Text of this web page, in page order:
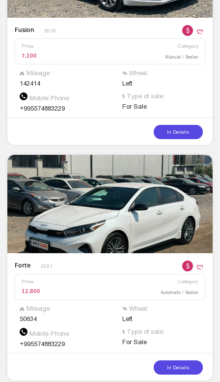
Fusion 2016 $ ლ
Price Category
7,100 Manual / Sedan
Mileage:
142414
Wheel:
Left
Mobile Phone:
+995574883229
Type of sale:
For Sale
In Details
Forte 2021 $ ლ
Price Category
12,800 Automatic / Sedan
Mileage:
50634
Wheel:
Left
Mobile Phone:
+995574883229
Type of sale:
For Sale
In Details